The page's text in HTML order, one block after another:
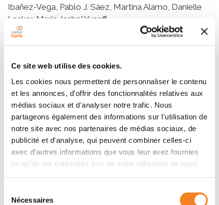
Ce site web utilise des cookies.
Les cookies nous permettent de personnaliser le contenu
et les annonces, d'offrir des fonctionnalités relatives aux
médias sociaux et d'analyser notre trafic. Nous
partageons également des informations sur l'utilisation de
notre site avec nos partenaires de médias sociaux, de
publicité et d'analyse, qui peuvent combiner celles-ci
avec d'autres informations que vous leur avez fournies
ou qu'ils ont collectées lors de votre utilisation de leurs
Nécessaires
Ibañez-Vega, Pablo J. Sáez, Martina Alamo, Danielle
Lankar, Maria-Isabel Yuseff
Résumé
Recognition of surface-tethered antigens (Ags) by B-
cells leads to the formation of an immune synapse
that promotes Ag uptake for presentation onto MHC-
II molecules. Extraction of immobilized Ags at the
immune synapse of B-cells relies on the local
secretion of lysosomes, which are recruited to the Ag
contact site by polarization of their microtubule
remodeling with lysosome trafficking, the cellular